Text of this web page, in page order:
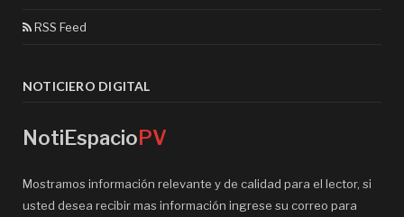
RSS Feed
NOTICIERO DIGITAL
NotiEspacioPV
Mostramos información relevante y de calidad para el lector, si
usted desea recibir mas información ingrese su correo para